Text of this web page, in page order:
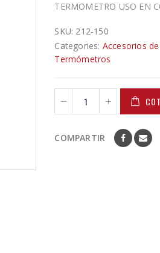
TERMOMETRO USO EN
SKU: 212-150
Categories: Accesorios
Termómetros
COMPARTIR